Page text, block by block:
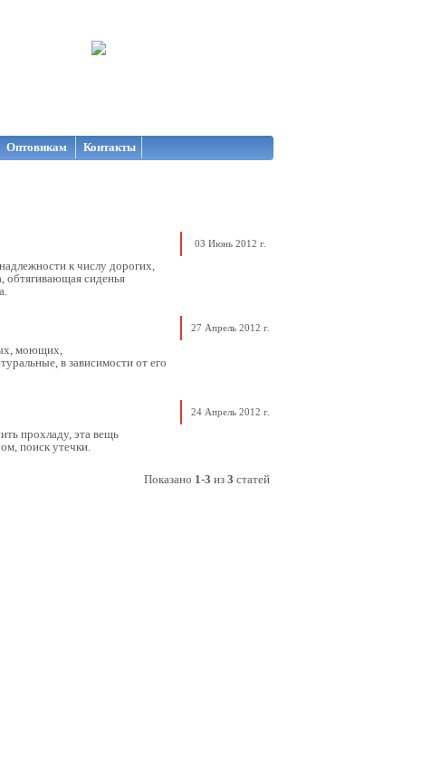
Оптовикам Контакты
03 Июнь 2012 г.
к числу дорогих,
обтягивающая сиденья
27 Апрель 2012 г.
моющих,
в зависимости от его
24 Апрель 2012 г.
прохладу, эта вещь
поиск утечки.
Показано 1-3 из 3 статей